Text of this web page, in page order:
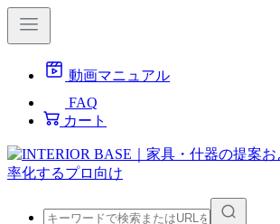
動画マニュアル
FAQ
カート